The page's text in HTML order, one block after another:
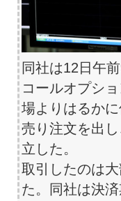
同社は12日午
コールオプシ
場よりはるか
売り注文を出
立した。
取引したのは
た。同社は決